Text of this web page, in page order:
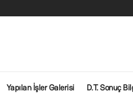
Yapılan İşler Galerisi D.T. Sonuç